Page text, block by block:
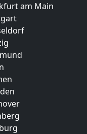
am Main